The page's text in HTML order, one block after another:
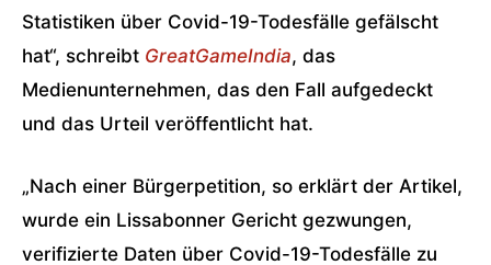
Statistiken über Covid-19-Todesfälle gefälscht
hat“, schreibt GreatGameIndia, das
Medienunternehmen, das den Fall aufgedeckt
und das Urteil veröffentlicht hat.
„Nach einer Bürgerpetition, so erklärt der Artikel,
wurde ein Lissabonner Gericht gezwungen,
verifizierte Daten über Covid-19-Todesfälle zu